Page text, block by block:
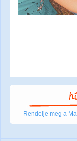
Rendelje meg a